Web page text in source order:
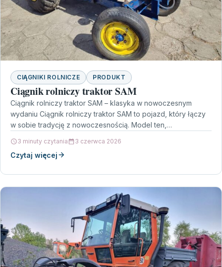
CIĄGNIKI ROLNICZE PRODUKT
Ciągnik rolniczy traktor SAM
Ciągnik rolniczy traktor SAM – klasyka w nowoczesnym
wydaniu Ciągnik rolniczy traktor SAM to pojazd, który łączy
w sobie tradycję z nowoczesnością. Model ten,…
3 minuty czytania 3 czerwca 2026
Czytaj więcej